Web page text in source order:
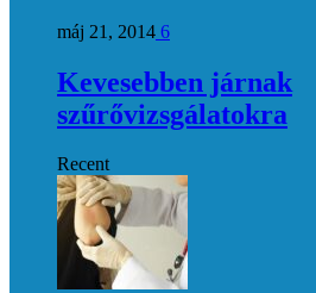
máj 21, 2014 6
Kevesebben járnak
szűrővizsgálatokra
Recent